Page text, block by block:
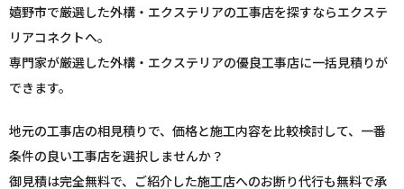
嬉野市で厳選した外構・エクステリアの工事店を探すならエクステ
リアコネクトへ。
専門家が厳選した外構・エクステリアの優良工事店に一括見積りが
できます。
地元の工事店の相見積りで、価格と施工内容を比較検討して、一番
条件の良い工事店を選択しませんか？
御見積は完全無料で、ご紹介した施工店へのお断り代行も無料で承